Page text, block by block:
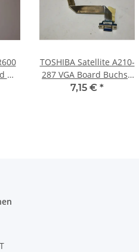
mit
TOSHIBA Satellite A210-
287 VGA Board Buchse
mit Kabel LS-3483P
7,15 € *